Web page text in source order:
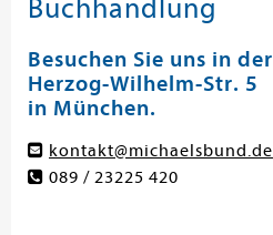
Buchhandlung
Besuchen Sie uns in der
Herzog-Wilhelm-Str. 5
in München.
kontakt@michaelsbund.de
089 / 23225 420